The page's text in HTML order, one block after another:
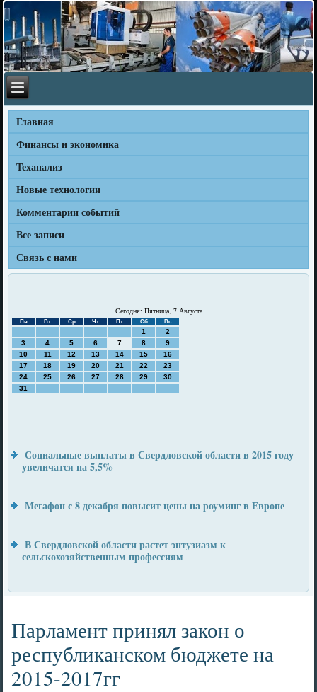
Главная
Финансы и экономика
Теханализ
Новые технологии
Комментарии событий
Все записи
Связь с нами
Сегодня: Пятница, 7 Августа
Пн Вт Ср Чт Пт Сб Вс
1
2
3
4 5 6 7 8
9
10
11 12 13 14 15
16
17
18 19 20 21 22
23
24
25 26 27 28 29
30
31
Социальные выплаты в Свердловской области в 2015 году
увеличатся на 5,5%
Мегафон с 8 декабря повысит цены на роуминг в Европе
В Свердловской области растет энтузиазм к
сельскохозяйственным профессиям
Парламент принял закон о
республиканском бюджете на
2015-2017гг